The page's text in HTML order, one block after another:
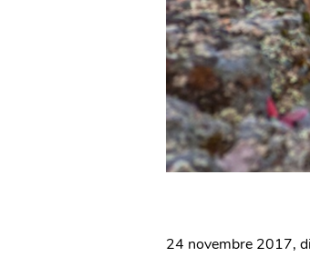
24 novembre 2017, di